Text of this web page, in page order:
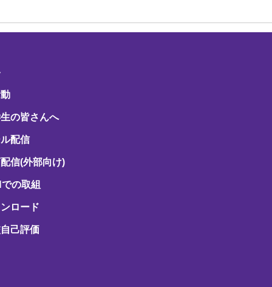
の皆さんへ
配信
信(外部向け)
の取組
ロード
己評価